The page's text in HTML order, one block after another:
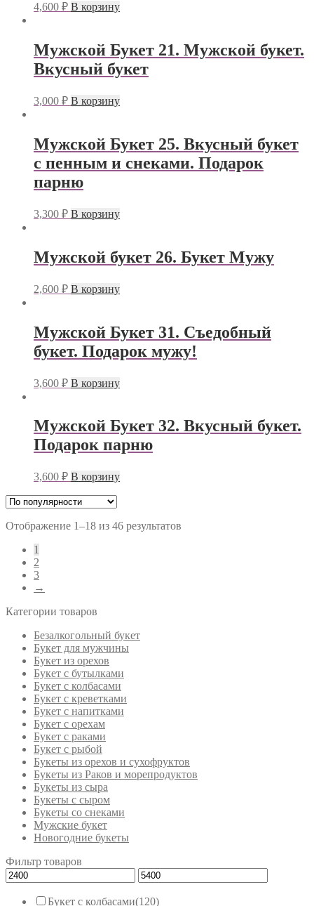
4,600 ₽ В корзину
Мужской Букет 21. Мужской букет.
Вкусный букет
3,000 ₽ В корзину
Мужской Букет 25. Вкусный букет
с пенным и снеками. Подарок
парню
3,300 ₽ В корзину
Мужской букет 26. Букет Мужу
2,600 ₽ В корзину
Мужской Букет 31. Съедобный
букет. Подарок мужу!
3,600 ₽ В корзину
Мужской Букет 32. Вкусный букет.
Подарок парню
3,600 ₽ В корзину
Отображение 1–18 из 46 результатов
1
2
3
→
Категории товаров
Безалкогольный букет
Букет для мужчины
Букет из орехов
Букет с бутылками
Букет с колбасами
Букет с креветками
Букет с напитками
Букет с орехам
Букет с раками
Букет с рыбой
Букеты из орехов и сухофруктов
Букеты из Раков и морепродуктов
Букеты из сыра
Букеты с сыром
Букеты со снеками
Мужские букет
Новогодние букеты
Фильтр товаров
Букет с колбасами(120)